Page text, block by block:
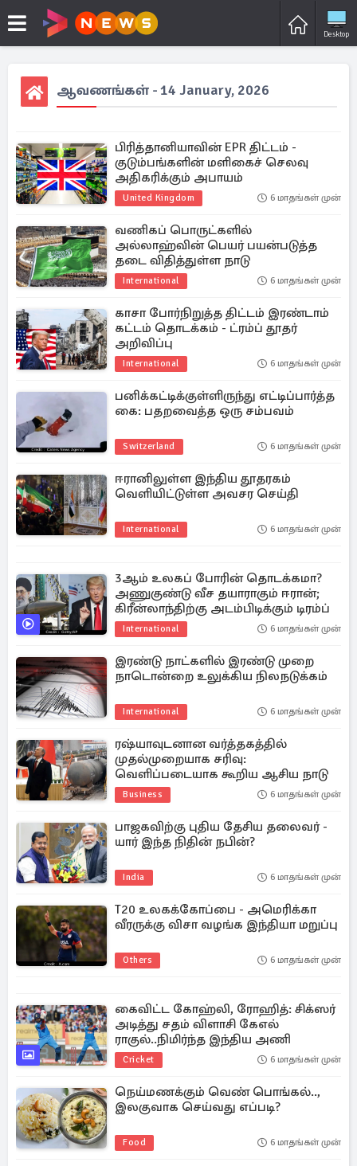
Desktop
ஆவணங்கள் - 14 January, 2026
பிரித்தானியாவின் EPR திட்டம் -
குடும்பங்களின் மளிகைச் செலவு
அதிகரிக்கும் அபாயம்
United Kingdom 6 மாதங்கள் முன்
வணிகப் பொருட்களில்
அல்லாஹ்வின் பெயர் பயன்படுத்த
தடை விதித்துள்ள நாடு
International 6 மாதங்கள் முன்
காசா போர்நிறுத்த திட்டம் இரண்டாம்
கட்டம் தொடக்கம் - ட்ரம்ப் தூதர்
அறிவிப்பு
International 6 மாதங்கள் முன்
பனிக்கட்டிக்குள்ளிருந்து எட்டிப்பார்த்த
கை: பதறவைத்த ஒரு சம்பவம்
Switzerland 6 மாதங்கள் முன்
ஈரானிலுள்ள இந்திய தூதரகம்
வெளியிட்டுள்ள அவசர செய்தி
International 6 மாதங்கள் முன்
3ஆம் உலகப் போரின் தொடக்கமா?
அணுகுண்டு வீச தயாராகும் ஈரான்;
கிரீன்லாந்திற்கு அடம்பிடிக்கும் டிரம்ப்
International 6 மாதங்கள் முன்
இரண்டு நாட்களில் இரண்டு முறை
நாடொன்றை உலுக்கிய நிலநடுக்கம்
International 6 மாதங்கள் முன்
ரஷ்யாவுடனான வர்த்தகத்தில்
முதல்முறையாக சரிவு:
வெளிப்படையாக கூறிய ஆசிய நாடு
Business 6 மாதங்கள் முன்
பாஜகவிற்கு புதிய தேசிய தலைவர் -
யார் இந்த நிதின் நபின்?
India 6 மாதங்கள் முன்
T20 உலகக்கோப்பை - அமெரிக்கா
வீரருக்கு விசா வழங்க இந்தியா மறுப்பு
Others 6 மாதங்கள் முன்
கைவிட்ட கோஹ்லி, ரோஹித்: சிக்ஸர்
அடித்து சதம் விளாசி கேஎல்
ராகுல்..நிமிர்ந்த இந்திய அணி
Cricket 6 மாதங்கள் முன்
நெய்மணக்கும் வெண் பொங்கல்..,
இலகுவாக செய்வது எப்படி?
Food 6 மாதங்கள் முன்